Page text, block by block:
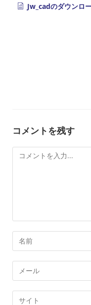
Jw_cadのダウンロードと
コメントを残す
メ
ン
ー
ル
Web